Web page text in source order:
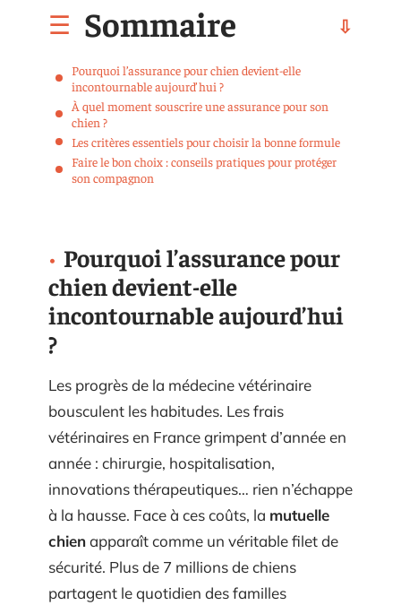
Sommaire
Pourquoi l’assurance pour chien devient-elle
incontournable aujourd’hui ?
À quel moment souscrire une assurance pour son
chien ?
Les critères essentiels pour choisir la bonne formule
Faire le bon choix : conseils pratiques pour protéger
son compagnon
Pourquoi l’assurance pour
chien devient-elle
incontournable aujourd’hui
?
Les progrès de la médecine vétérinaire
bousculent les habitudes. Les frais
vétérinaires en France grimpent d’année en
année : chirurgie, hospitalisation,
innovations thérapeutiques… rien n’échappe
à la hausse. Face à ces coûts, la mutuelle
chienapparaît comme un véritable filet de
sécurité. Plus de 7 millions de chiens
partagent le quotidien des familles